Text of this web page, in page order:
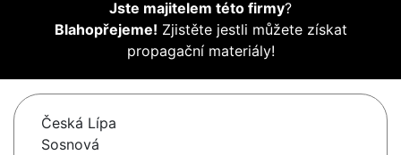
Jste majitelem této firmy?
Blahopřejeme! Zjistěte jestli můžete získat
propagační materiály!
Česká Lípa
Sosnová